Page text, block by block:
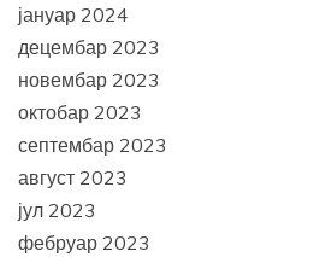
јануар 2024
децембар 2023
новембар 2023
октобар 2023
септембар 2023
август 2023
јул 2023
фебруар 2023